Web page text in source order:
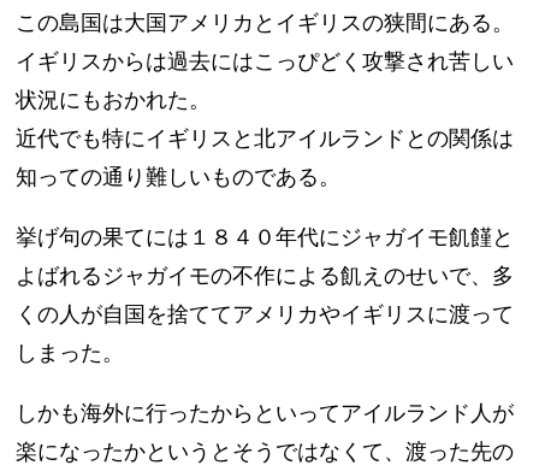
この島国は大国アメリカとイギリスの狭間にある。
イギリスからは過去にはこっぴどく攻撃され苦しい
状況にもおかれた。
近代でも特にイギリスと北アイルランドとの関係は
知っての通り難しいものである。
挙げ句の果てには１８４０年代にジャガイモ飢饉と
よばれるジャガイモの不作による飢えのせいで、多
くの人が自国を捨ててアメリカやイギリスに渡って
しまった。
しかも海外に行ったからといってアイルランド人が
楽になったかというとそうではなくて、渡った先の